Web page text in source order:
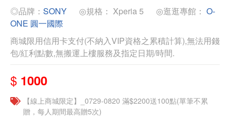
◎品牌： SONY ◎規格： Xperia 5 ◎逛逛專館： O-
ONE 圓一國際
商城限用信用卡支付(不納入VIP資格之累積計算),無法用錢
包/紅利點數,無搬運上樓服務及指定日期/時間.
$ 1000
【線上商城限定】_0729-0820 滿$2200送100點(單筆不累
贈，每人期間最高贈5次)